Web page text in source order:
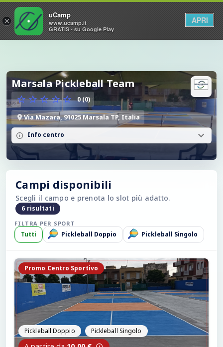
Marsala Pickleball Team
0 (0)
Via Mazara, 91025 Marsala TP, Italia
Info centro
Campi disponibili
Scegli il campo e prenota lo slot più adatto.
6 risultati
FILTRA PER SPORT
Tutti Pickleball Doppio Pickleball Singolo
Promo Centro Sportivo
Pickleball Doppio Pickleball Singolo
×
uCamp
www.ucamp.it
GRATIS - su Google Play
APRI